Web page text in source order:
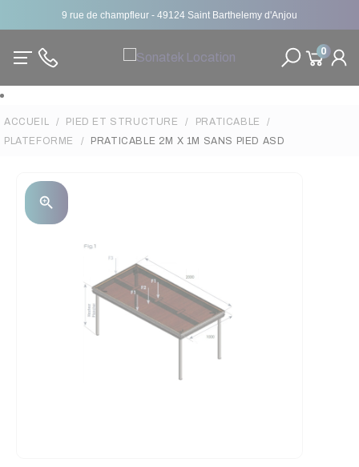
9 rue de champfleur - 49124 Saint Barthelemy d'Anjou
0
ACCUEIL PIED ET STRUCTURE
PRATICABLE
PLATEFORME
PRATICABLE 2M X 1M SANS PIED ASD
zoom_in